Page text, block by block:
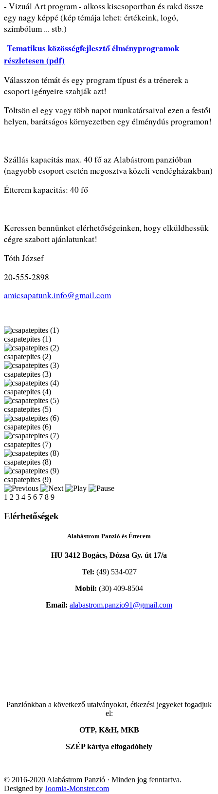
- Vizuál Art program - alkoss kiscsoportban és rakd össze
egy nagy képpé (kép témája lehet: értékeink, logó,
szimbólum ... stb.)
Tematikus közösségfejlesztő élményprogramok
részletesen (pdf)
Válasszon témát és egy program típust és a trénerek a
csoport igényeire szabják azt!
Töltsön el egy vagy több napot munkatársaival ezen a festői
helyen, barátságos környezetben egy élménydús programon!
Szállás kapacitás max. 40 fő az Alabástrom panzióban
(nagyobb csoport esetén megosztva közeli vendégházakban)
Étterem kapacitás: 40 fő
Keressen bennünket elérhetőségeinken, hogy elküldhessük
cégre szabott ajánlatunkat!
Tóth József
20-555-2898
amicsapatunk.info@gmail.com
csapatepites (1)
csapatepites (2)
csapatepites (3)
csapatepites (4)
csapatepites (5)
csapatepites (6)
csapatepites (7)
csapatepites (8)
csapatepites (9)
1 2 3 4 5 6 7 8 9
Elérhetőségek
Alabástrom Panzió és Étterem
HU 3412 Bogács, Dózsa Gy. út 17/a
Tel: (49) 534-027
Mobil: (30) 409-8504
Email: alabastrom.panzio91@gmail.com
Panziónkban a következő utalványokat, étkezési jegyeket fogadjuk
el:
OTP, K&H, MKB
SZÉP kártya elfogadóhely
© 2016-2020 Alabástrom Panzió · Minden jog fenntartva.
Designed by Joomla-Monster.com